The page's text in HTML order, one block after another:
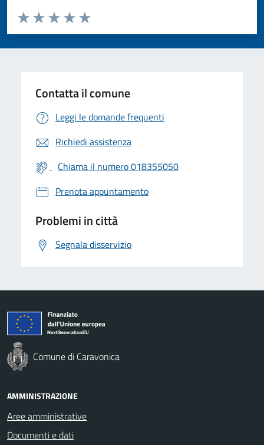
Valuta da 1 a 5 stelle la pagina
Valuta 5 stelle su 5
Valuta 4 stelle su 5
Valuta 3 stelle su 5
Valuta 2 stelle su 5
Valuta 1 stelle su 5
Contatta il comune
Leggi le domande frequenti
Richiedi assistenza
Chiama il numero 018355050
Prenota appuntamento
Problemi in città
Segnala disservizio
Comune di Caravonica
AMMINISTRAZIONE
Aree amministrative
Documenti e dati